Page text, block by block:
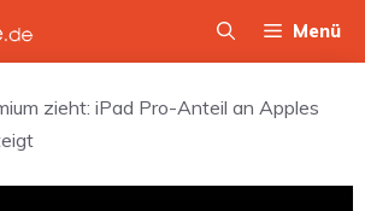
Menü
zieht: iPad Pro-Anteil an Apples